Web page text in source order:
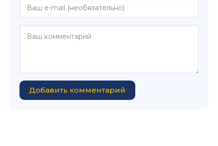
Добавить комментарий